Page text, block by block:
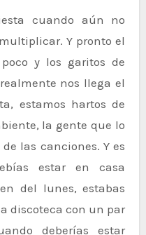
cuando aún no
Y pronto el
y los garitos de
nos llega el
estamos hartos de
la gente que lo
las canciones. Y es
estar en casa
del lunes, estabas
discoteca con un par
deberías estar